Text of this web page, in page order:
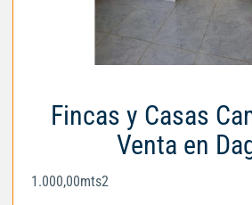
Fincas y Casas
Venta en
1.000,00mts2